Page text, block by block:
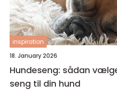
inspiration
18. January 2026
Hundeseng: sådan
seng til din hund